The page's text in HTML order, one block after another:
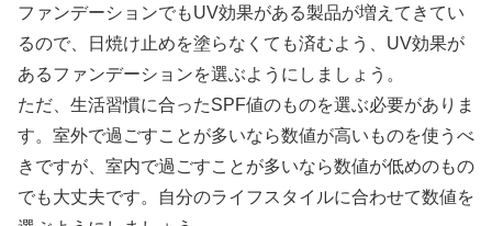
ファンデーションでもUV効果がある製品が増えてきてい
るので、日焼け止めを塗らなくても済むよう、UV効果が
あるファンデーションを選ぶようにしましょう。
ただ、生活習慣に合ったSPF値のものを選ぶ必要がありま
す。室外で過ごすことが多いなら数値が高いものを使うべ
きですが、室内で過ごすことが多いなら数値が低めのもの
でも大丈夫です。自分のライフスタイルに合わせて数値を